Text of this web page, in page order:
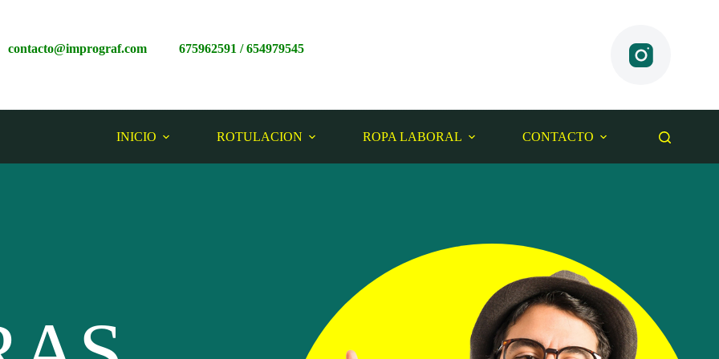
contacto@imprograf.com 675962591 /654979545
INICIO ROTULACION ROPA LABORAL CONTACTO